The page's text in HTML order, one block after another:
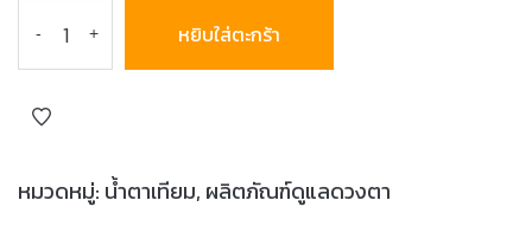
- + หยิบใส่ตะกร้า
หมวดหมู่: น้ำตาเทียม, ผลิตภัณฑ์ดูแลดวงตา